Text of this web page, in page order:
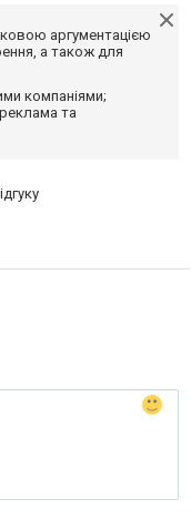
аргументацією
а також для
компаніями;
та